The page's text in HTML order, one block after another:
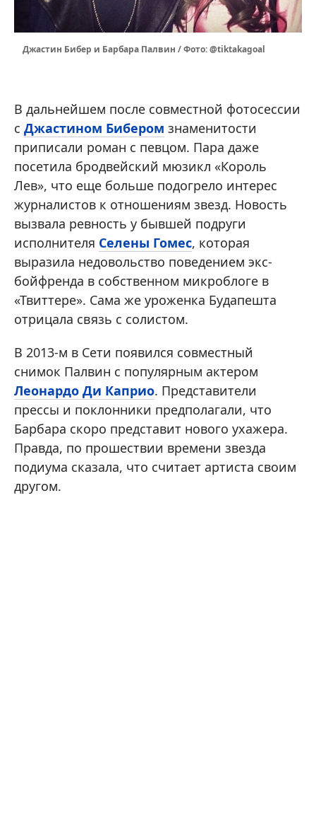
Джастин Бибер и Барбара Палвин / Фото: @tiktakagoal
В дальнейшем после совместной фотосессии
с Джастином Бибером знаменитости
приписали роман с певцом. Пара даже
посетила бродвейский мюзикл «Король
Лев», что еще больше подогрело интерес
журналистов к отношениям звезд. Новость
вызвала ревность у бывшей подруги
исполнителя Селены Гомес, которая
выразила недовольство поведением экс-
бойфренда в собственном микроблоге в
«Твиттере». Сама же уроженка Будапешта
отрицала связь с солистом.
В 2013-м в Сети появился совместный
снимок Палвин с популярным актером
Леонардо Ди Каприо. Представители
прессы и поклонники предполагали, что
Барбара скоро представит нового ухажера.
Правда, по прошествии времени звезда
подиума сказала, что считает артиста своим
другом.